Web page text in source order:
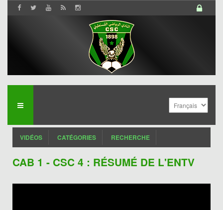
VIDÉOS CATÉGORIES RECHERCHE
CAB 1 - CSC 4 : RÉSUMÉ DE L'ENTV